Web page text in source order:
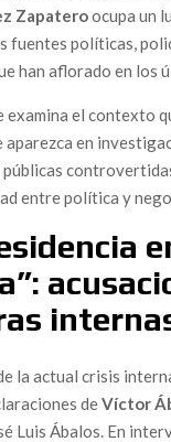
Zapateroocupa un
fuentes políticas,
han aflorado en los
examina el contexto
aparezca en
entre política y
la actual crisis
deVíctor
Luis Ábalos. En